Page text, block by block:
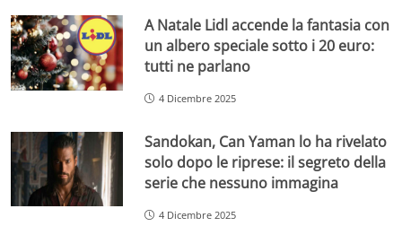
A Natale Lidl accende la fantasia con
un albero speciale sotto i 20 euro:
tutti ne parlano
4 Dicembre 2025
Sandokan, Can Yaman lo ha rivelato
solo dopo le riprese: il segreto della
serie che nessuno immagina
4 Dicembre 2025